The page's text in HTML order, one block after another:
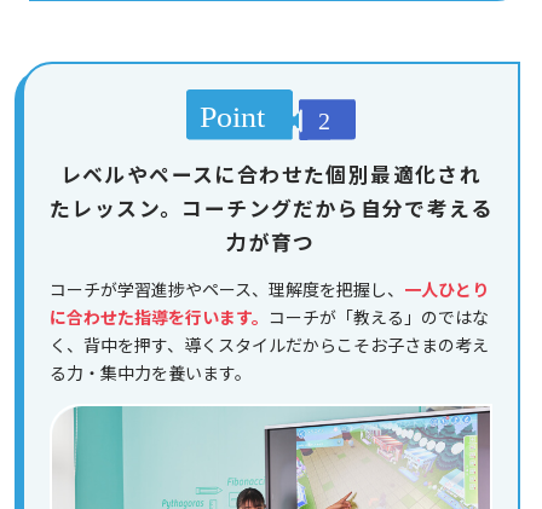
レベルやペースに合わせた個別最適化され
たレッスン。コーチングだから自分で考える
力が育つ
コーチが学習進捗やペース、理解度を把握し、 一人ひとり
に合わせた指導を行います。 コーチが「教える」のではな
く、背中を押す、導くスタイルだからこそお子さまの考え
る力・集中力を養います。